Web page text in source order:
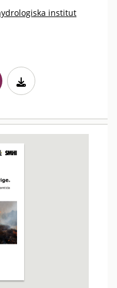
institut